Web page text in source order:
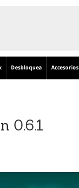
Desbloquea Accesorios
0.6.1